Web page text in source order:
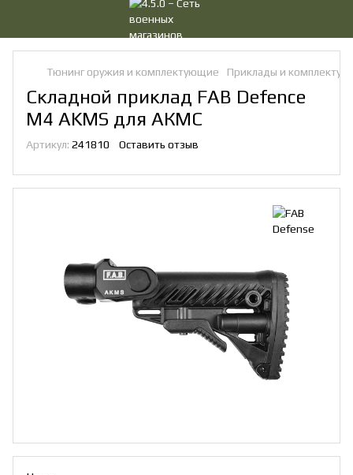
Тюнинг оружия и комплектующие Приклады и
Складной приклад FAB Defence
M4 AKMS для АКМС
Артикул: 241810 Оставить отзыв